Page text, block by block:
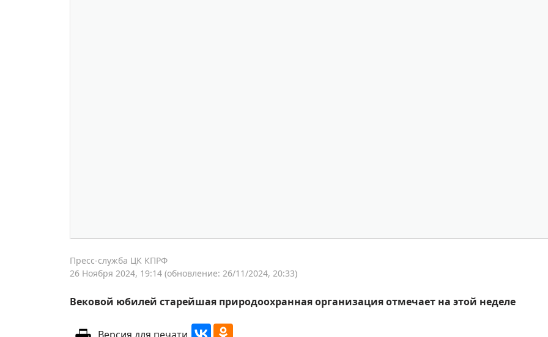
Пресс-служба ЦК КПРФ
26 Ноября 2024, 19:14 (обновление: 26/11/2024, 20:33)
Вековой юбилей старейшая природоохранная организация отмечает на этой неделе